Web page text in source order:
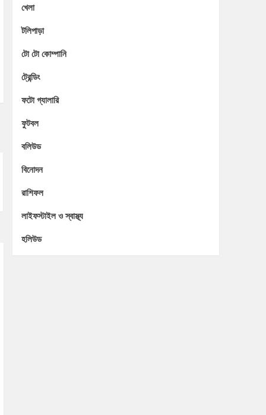
খেলা
টলিপাড়া
টো টো কোম্পানি
ট্রেন্ডিং
ফটো গ্যালারি
ফুটবল
বলিউড
বিনোদন
রাশিফল
লাইফস্টাইল ও স্বাস্থ্য
হলিউড